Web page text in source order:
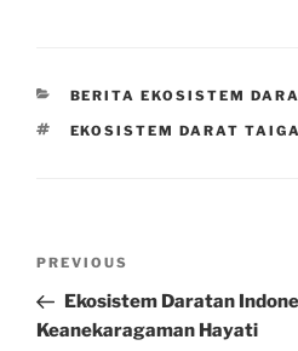
CATEGORIES
BERITA EKOSISTEM
TAGS
EKOSISTEM DARAT TAIGA
Previous
Post
PREVIOUS
Ekosistem Daratan
Keanekaragaman Hayati